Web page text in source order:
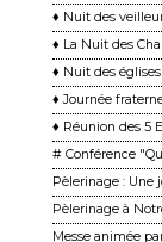
♦ Nuit des
♦ La Nuit des
♦ Nuit des
♦ Journée
♦ Réunion des 5
# Conférence
Pèlerinage : Une
Pèlerinage à
Messe animée